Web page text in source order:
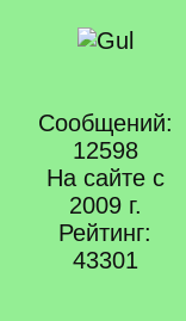
Сообщений:
12598
На сайте с
2009 г.
Рейтинг:
43301